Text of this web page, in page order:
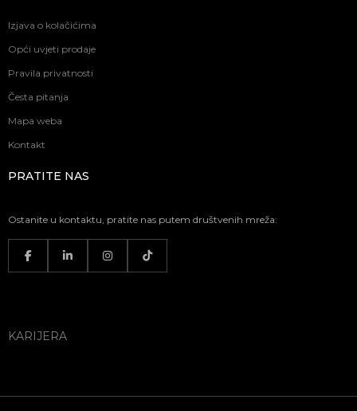
Izjava o kolačićima
Opći uvjeti prodaje
Pravila privatnosti
Česta pitanja
Mapa weba
Kontakt
PRATITE NAS
Ostanite u kontaktu, pratite nas putem društvenih mreža:
KARIJERA